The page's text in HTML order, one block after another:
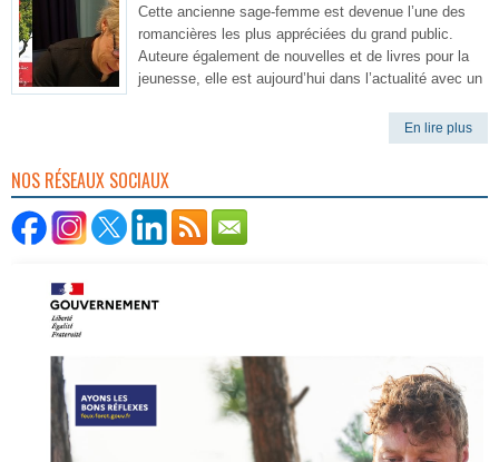
Cette ancienne sage-femme est devenue l’une des
romancières les plus appréciées du grand public.
Auteure également de nouvelles et de livres pour la
jeunesse, elle est aujourd’hui dans l’actualité avec un
En lire plus
NOS RÉSEAUX SOCIAUX